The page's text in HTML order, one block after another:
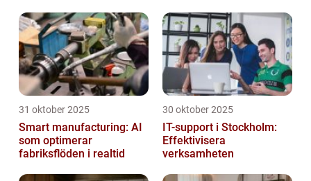
31 oktober 2025
Smart manufacturing: AI
som optimerar
fabriksflöden i realtid
30 oktober 2025
IT-support i Stockholm:
Effektivisera
verksamheten